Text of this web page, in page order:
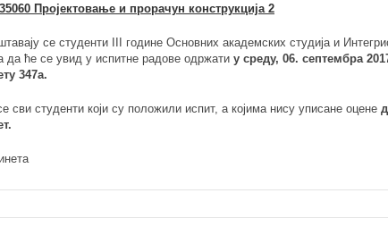
Пројектовање и прорачун конструкција 2
се студенти III године Основних академских студија и
да ће се увид у испитне радове одржати у среду, 06. септембра
347а.
сви студенти који су положили испит, а којима нису уписане оцене